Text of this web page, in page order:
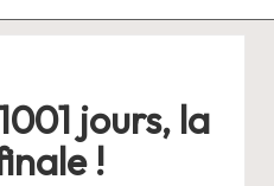
jours, la
!